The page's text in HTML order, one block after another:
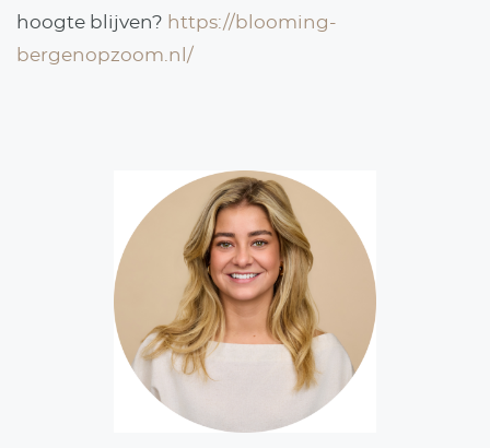
hoogte blijven? https://blooming-
bergenopzoom.nl/